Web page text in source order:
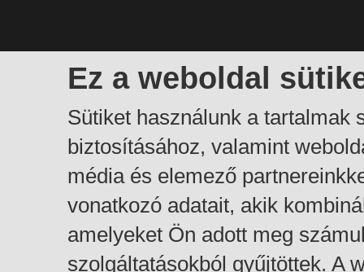
Ez a weboldal
Sütiket használunk a tartalmak
biztosításához, valamint
média és elemező
vonatkozó adatait, akik
amelyeket Ön adott meg
szolgáltatásokból gyűjtöttek. A